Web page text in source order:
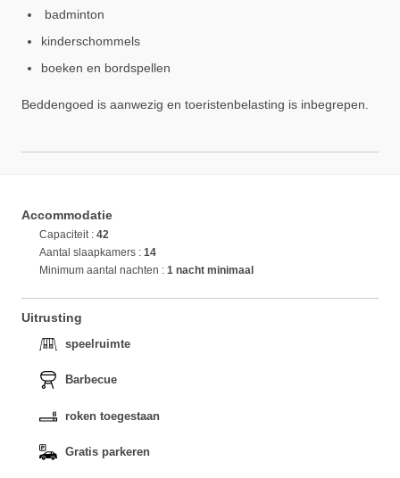
badminton
kinderschommels
boeken en bordspellen
Beddengoed is aanwezig en toeristenbelasting is inbegrepen.
Accommodatie
Capaciteit : 42
Aantal slaapkamers : 14
Minimum aantal nachten : 1 nacht minimaal
Uitrusting
speelruimte
Barbecue
roken toegestaan
Gratis parkeren